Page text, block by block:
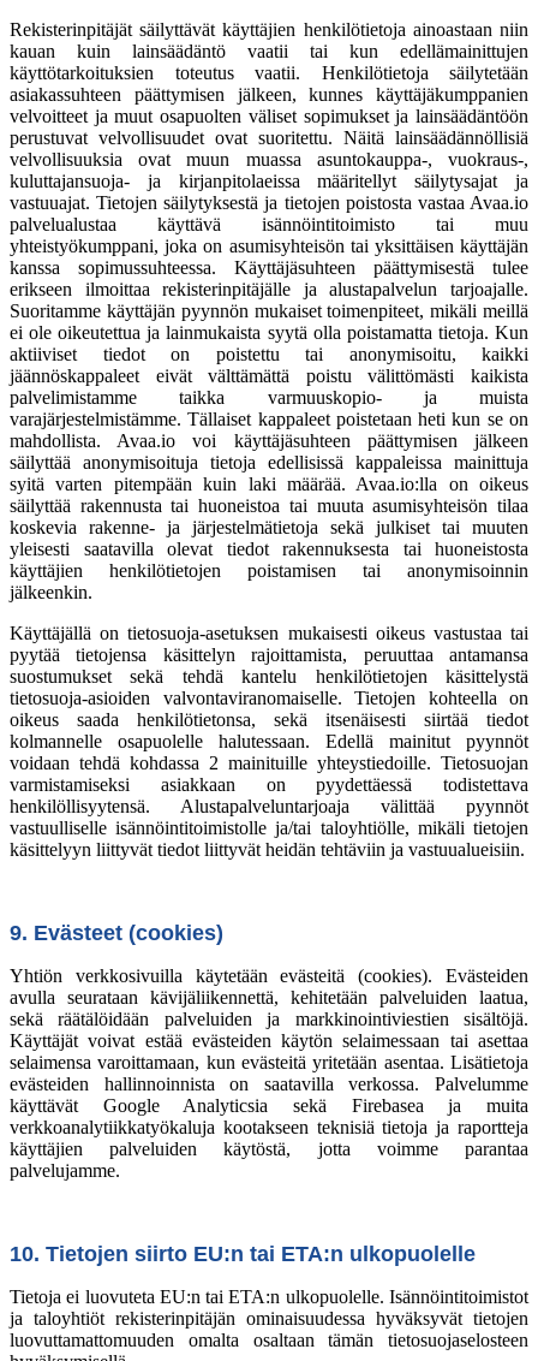
Rekisterinpitäjät säilyttävät käyttäjien henkilötietoja ainoastaan niin
kauan kuin lainsäädäntö vaatii tai kun edellämainittujen
käyttötarkoituksien toteutus vaatii. Henkilötietoja säilytetään
asiakassuhteen päättymisen jälkeen, kunnes käyttäjäkumppanien
velvoitteet ja muut osapuolten väliset sopimukset ja lainsäädäntöön
perustuvat velvollisuudet ovat suoritettu. Näitä lainsäädännöllisiä
velvollisuuksia ovat muun muassa asuntokauppa-, vuokraus-,
kuluttajansuoja- ja kirjanpitolaeissa määritellyt säilytysajat ja
vastuuajat. Tietojen säilytyksestä ja tietojen poistosta vastaa Avaa.io
palvelualustaa käyttävä isännöintitoimisto tai muu
yhteistyökumppani, joka on asumisyhteisön tai yksittäisen käyttäjän
kanssa sopimussuhteessa. Käyttäjäsuhteen päättymisestä tulee
erikseen ilmoittaa rekisterinpitäjälle ja alustapalvelun tarjoajalle.
Suoritamme käyttäjän pyynnön mukaiset toimenpiteet, mikäli meillä
ei ole oikeutettua ja lainmukaista syytä olla poistamatta tietoja. Kun
aktiiviset tiedot on poistettu tai anonymisoitu, kaikki
jäännöskappaleet eivät välttämättä poistu välittömästi kaikista
palvelimistamme taikka varmuuskopio- ja muista
varajärjestelmistämme. Tällaiset kappaleet poistetaan heti kun se on
mahdollista. Avaa.io voi käyttäjäsuhteen päättymisen jälkeen
säilyttää anonymisoituja tietoja edellisissä kappaleissa mainittuja
syitä varten pitempään kuin laki määrää. Avaa.io:lla on oikeus
säilyttää rakennusta tai huoneistoa tai muuta asumisyhteisön tilaa
koskevia rakenne- ja järjestelmätietoja sekä julkiset tai muuten
yleisesti saatavilla olevat tiedot rakennuksesta tai huoneistosta
käyttäjien henkilötietojen poistamisen tai anonymisoinnin
jälkeenkin.
Käyttäjällä on tietosuoja-asetuksen mukaisesti oikeus vastustaa tai
pyytää tietojensa käsittelyn rajoittamista, peruuttaa antamansa
suostumukset sekä tehdä kantelu henkilötietojen käsittelystä
tietosuoja-asioiden valvontaviranomaiselle. Tietojen kohteella on
oikeus saada henkilötietonsa, sekä itsenäisesti siirtää tiedot
kolmannelle osapuolelle halutessaan. Edellä mainitut pyynnöt
voidaan tehdä kohdassa 2 mainituille yhteystiedoille. Tietosuojan
varmistamiseksi asiakkaan on pyydettäessä todistettava
henkilöllisyytensä. Alustapalveluntarjoaja välittää pyynnöt
vastuulliselle isännöintitoimistolle ja/tai taloyhtiölle, mikäli tietojen
käsittelyyn liittyvät tiedot liittyvät heidän tehtäviin ja vastuualueisiin.
9. Evästeet (cookies)
Yhtiön verkkosivuilla käytetään evästeitä (cookies). Evästeiden
avulla seurataan kävijäliikennettä, kehitetään palveluiden laatua,
sekä räätälöidään palveluiden ja markkinointiviestien sisältöjä.
Käyttäjät voivat estää evästeiden käytön selaimessaan tai asettaa
selaimensa varoittamaan, kun evästeitä yritetään asentaa. Lisätietoja
evästeiden hallinnoinnista on saatavilla verkossa. Palvelumme
käyttävät Google Analyticsia sekä Firebasea ja muita
verkkoanalytiikkatyökaluja kootakseen teknisiä tietoja ja raportteja
käyttäjien palveluiden käytöstä, jotta voimme parantaa
palvelujamme.
10. Tietojen siirto EU:n tai ETA:n ulkopuolelle
Tietoja ei luovuteta EU:n tai ETA:n ulkopuolelle. Isännöintitoimistot
ja taloyhtiöt rekisterinpitäjän ominaisuudessa hyväksyvät tietojen
luovuttamattomuuden omalta osaltaan tämän tietosuojaselosteen